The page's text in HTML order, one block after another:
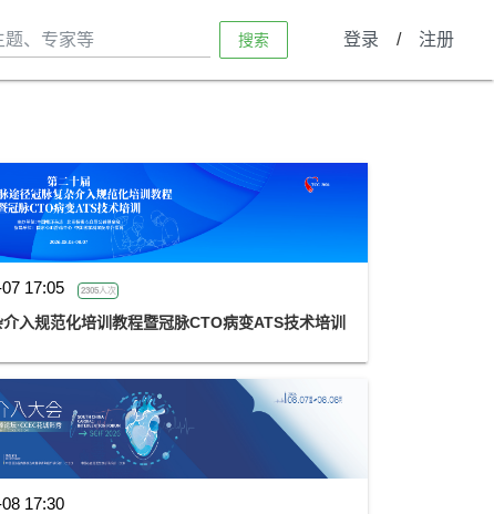
搜索 登录 / 注册
17:05 2305人次
入规范化培训教程暨冠脉CTO病变ATS技术培训
17:30